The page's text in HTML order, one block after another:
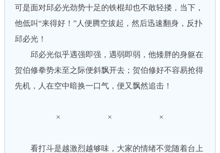
可是面对邱必光劲势十足的铁棍却也不敢轻搂，当下，
他低叫“来得好！”人便腾空拔起，然后迅速翻身，反扑
邱必光！
邱必光似乎遇强即强，遇弱即弱，他矮胖的身躯在
贺伯修拳势未至之际便斜飘开去；贺伯修好不容易抢得
先机，人在空中暗换一口气，便又飘然追击！
× × ×
看打斗是越激烈越够味，大家的情绪不觉随着台上